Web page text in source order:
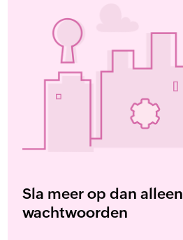
Sla meer op dan alleen
wachtwoorden